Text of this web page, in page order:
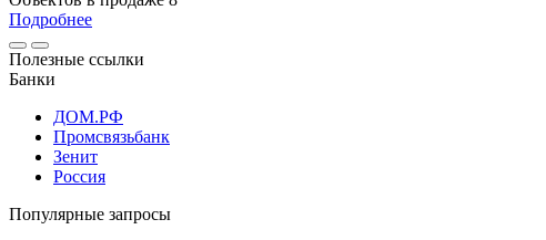
Подробнее
Полезные ссылки
Банки
ДОМ.РФ
Промсвязьбанк
Зенит
Россия
Популярные запросы